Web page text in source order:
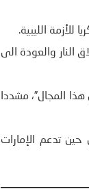
للأزمة الليبية.
النار والعودة الى
المجال”، مشددا
تدعم الإمارات